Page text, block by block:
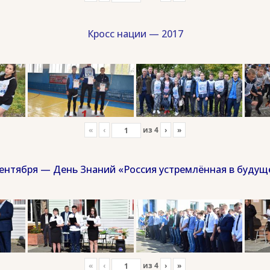
Кросс нации — 2017
« ‹ из 4 › »
— День Знаний «Россия устремлённая в
« ‹ из 4 › »